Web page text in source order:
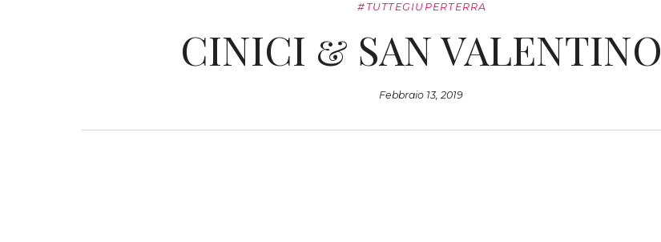
#TUTTEGIUPERTERRA
CINICI & SAN VALENTINO
Febbraio 13, 2019